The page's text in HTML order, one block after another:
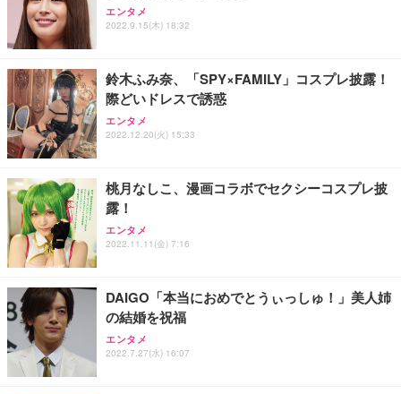
エンタメ
2022.9.15(木) 18:32
鈴木ふみ奈、「SPY×FAMILY」コスプレ披露！
際どいドレスで誘惑
エンタメ
2022.12.20(火) 15:33
桃月なしこ、漫画コラボでセクシーコスプレ披
露！
エンタメ
2022.11.11(金) 7:16
DAIGO「本当におめでとうぃっしゅ！」美人姉
の結婚を祝福
エンタメ
2022.7.27(水) 16:07